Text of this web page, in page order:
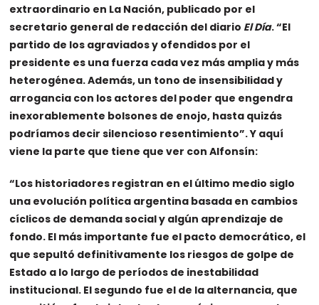
extraordinario en La Nación, publicado por el
secretario general de redacción del diario El Día. “El
partido de los agraviados y ofendidos por el
presidente es una fuerza cada vez más amplia y más
heterogénea. Además, un tono de insensibilidad y
arrogancia con los actores del poder que engendra
inexorablemente bolsones de enojo, hasta quizás
podríamos decir silencioso resentimiento”. Y aquí
viene la parte que tiene que ver con Alfonsín:
“Los historiadores registran en el último medio siglo
una evolución política argentina basada en cambios
cíclicos de demanda social y algún aprendizaje de
fondo. El más importante fue el pacto democrático, el
que sepultó definitivamente los riesgos de golpe de
Estado a lo largo de períodos de inestabilidad
institucional. El segundo fue el de la alternancia, que